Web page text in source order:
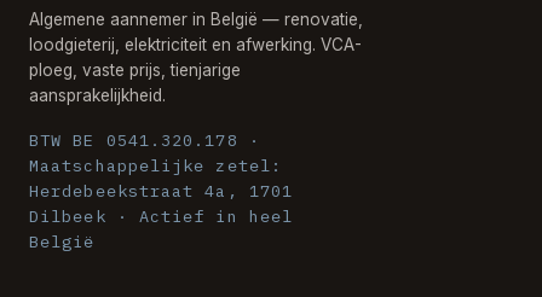
Algemene aannemer in België — renovatie,
loodgieterij, elektriciteit en afwerking. VCA-
ploeg, vaste prijs, tienjarige
aansprakelijkheid.
BTW BE 0541.320.178 ·
Maatschappelijke zetel:
Herdebeekstraat 4a, 1701
Dilbeek · Actief in heel
België